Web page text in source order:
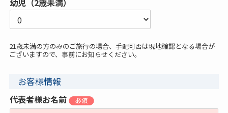
幼児（2歳未満）
21歳未満の方のみのご旅行の場合、手配可否は現地確認となる場合が
ございますので、事前にお知らせください。
お客様情報
代表者様お名前